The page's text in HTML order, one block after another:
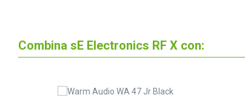
Combina sE Electronics RF X con: